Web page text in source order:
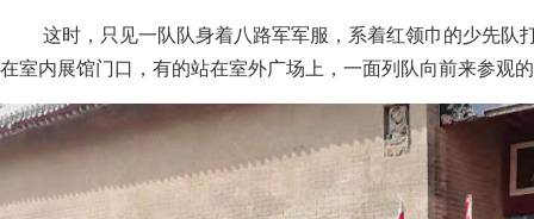
这时，只见一队队身着八路军军服，系着红领巾的少先队
在室内展馆门口，有的站在室外广场上，一面列队向前来参观